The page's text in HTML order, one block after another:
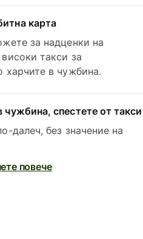
карта
за надценки на
такси за
харчите в чужбина.
спестете от такси
далеч, без значение на
повече